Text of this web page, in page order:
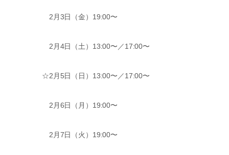
2月3日（金）19:00〜
2月4日（土）13:00〜／17:00〜
☆2月5日（日）13:00〜／17:00〜
2月6日（月）19:00〜
2月7日（火）19:00〜